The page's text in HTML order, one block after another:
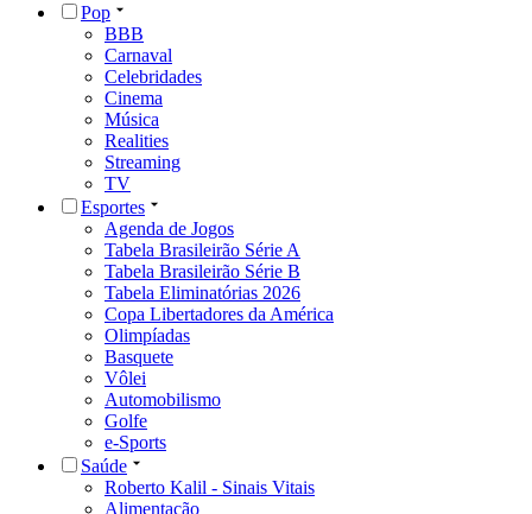
Pop
BBB
Carnaval
Celebridades
Cinema
Música
Realities
Streaming
TV
Esportes
Agenda de Jogos
Tabela Brasileirão Série A
Tabela Brasileirão Série B
Tabela Eliminatórias 2026
Copa Libertadores da América
Olimpíadas
Basquete
Vôlei
Automobilismo
Golfe
e-Sports
Saúde
Roberto Kalil - Sinais Vitais
Alimentação